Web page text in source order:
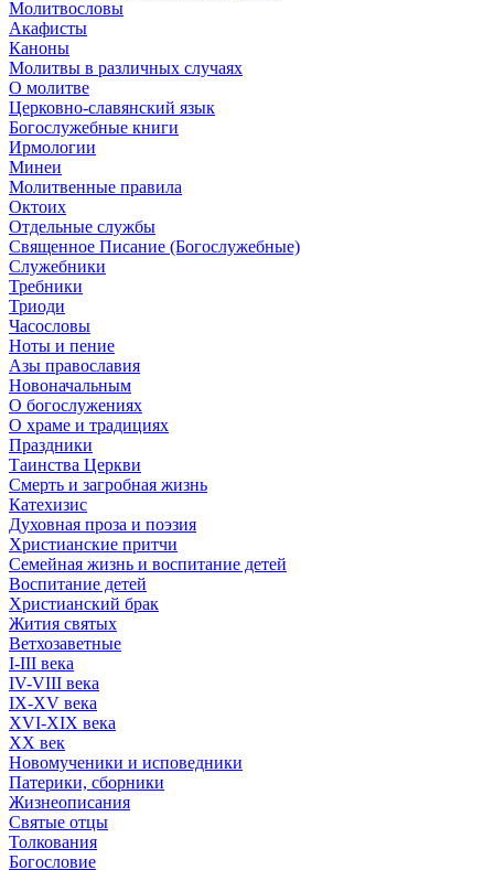
Молитвословы
Акафисты
Каноны
Молитвы в различных случаях
О молитве
Церковно-славянский язык
Богослужебные книги
Ирмологии
Минеи
Молитвенные правила
Октоих
Отдельные службы
Священное Писание (Богослужебные)
Служебники
Требники
Триоди
Часословы
Ноты и пение
Азы православия
Новоначальным
О богослужениях
О храме и традициях
Праздники
Таинства Церкви
Смерть и загробная жизнь
Катехизис
Духовная проза и поэзия
Христианские притчи
Семейная жизнь и воспитание детей
Воспитание детей
Христианский брак
Жития святых
Ветхозаветные
I-III века
IV-VIII века
IX-XV века
XVI-XIX века
XX век
Новомученики и исповедники
Патерики, сборники
Жизнеописания
Святые отцы
Толкования
Богословие